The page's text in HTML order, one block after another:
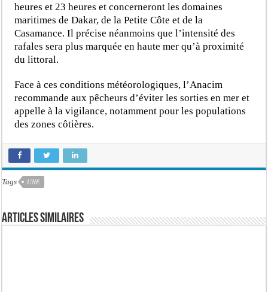
heures et 23 heures et concerneront les domaines
maritimes de Dakar, de la Petite Côte et de la
Casamance. Il précise néanmoins que l’intensité des
rafales sera plus marquée en haute mer qu’à proximité
du littoral.
Face à ces conditions météorologiques, l’Anacim
recommande aux pêcheurs d’éviter les sorties en mer et
appelle à la vigilance, notamment pour les populations
des zones côtières.
Tags UNE
Articles similaires